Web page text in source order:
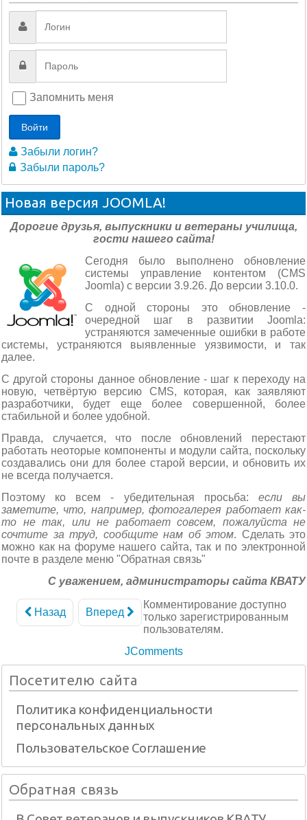
Запомнить меня
Войти
Забыли логин?
Забыли пароль?
Новая версия JOOMLA!
Дорогие друзья, выпускники и ветераны училища,
гости нашего сайта!
Сегодня было выполнено обновление
системы управление контентом (CMS
Joomla) с версии 3.9.26. До версии 3.10.0.
С одной стороны это обновление -
очередной шаг в развитии Joomla:
устраняются замеченные ошибки в работе
системы, устраняются выявленные уязвимости, и так
далее.
С другой стороны данное обновление - шаг к переходу на
новую, четвёртую версию CMS, которая, как заявляют
разработчики, будет еще более совершенной, более
стабильной и более удобной.
Правда, случается, что после обновлений перестают
работать неоторые компоненты и модули сайта, поскольку
создавались они для более старой версии, и обновить их
не всегда получается.
Поэтому ко всем - убедительная просьба: если вы
заметите, что, например, фотогалерея работает как-
то не так, или не работает совсем, пожалуйста не
сочтите за труд, сообщите нам об этом. Сделать это
можно как на форуме нашего сайта, так и по электронной
почте в разделе меню "Обратная связь"
С уважением, администраторы сайта КВАТУ
Назад Вперед
Комментирование доступно
только зарегистрированным
пользователям.
JComments
Посетителю сайта
Политика конфиденциальности
персональных данных
Пользовательское Соглашение
Обратная связь